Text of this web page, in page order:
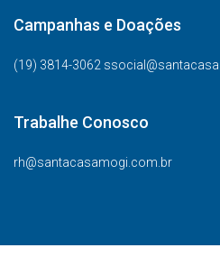
Campanhas e Doações
(19) 3814-3062
Trabalhe Conosco
rh@santacasamogi.com.br